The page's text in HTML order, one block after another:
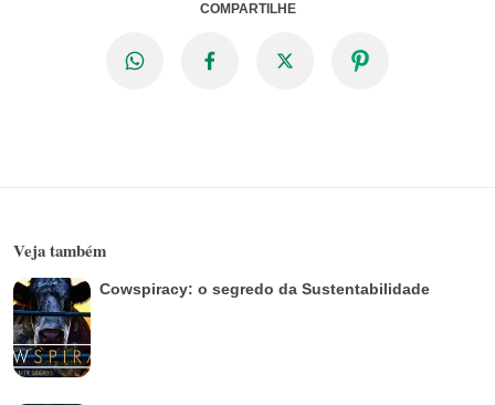
COMPARTILHE
Veja também
Cowspiracy: o segredo da Sustentabilidade